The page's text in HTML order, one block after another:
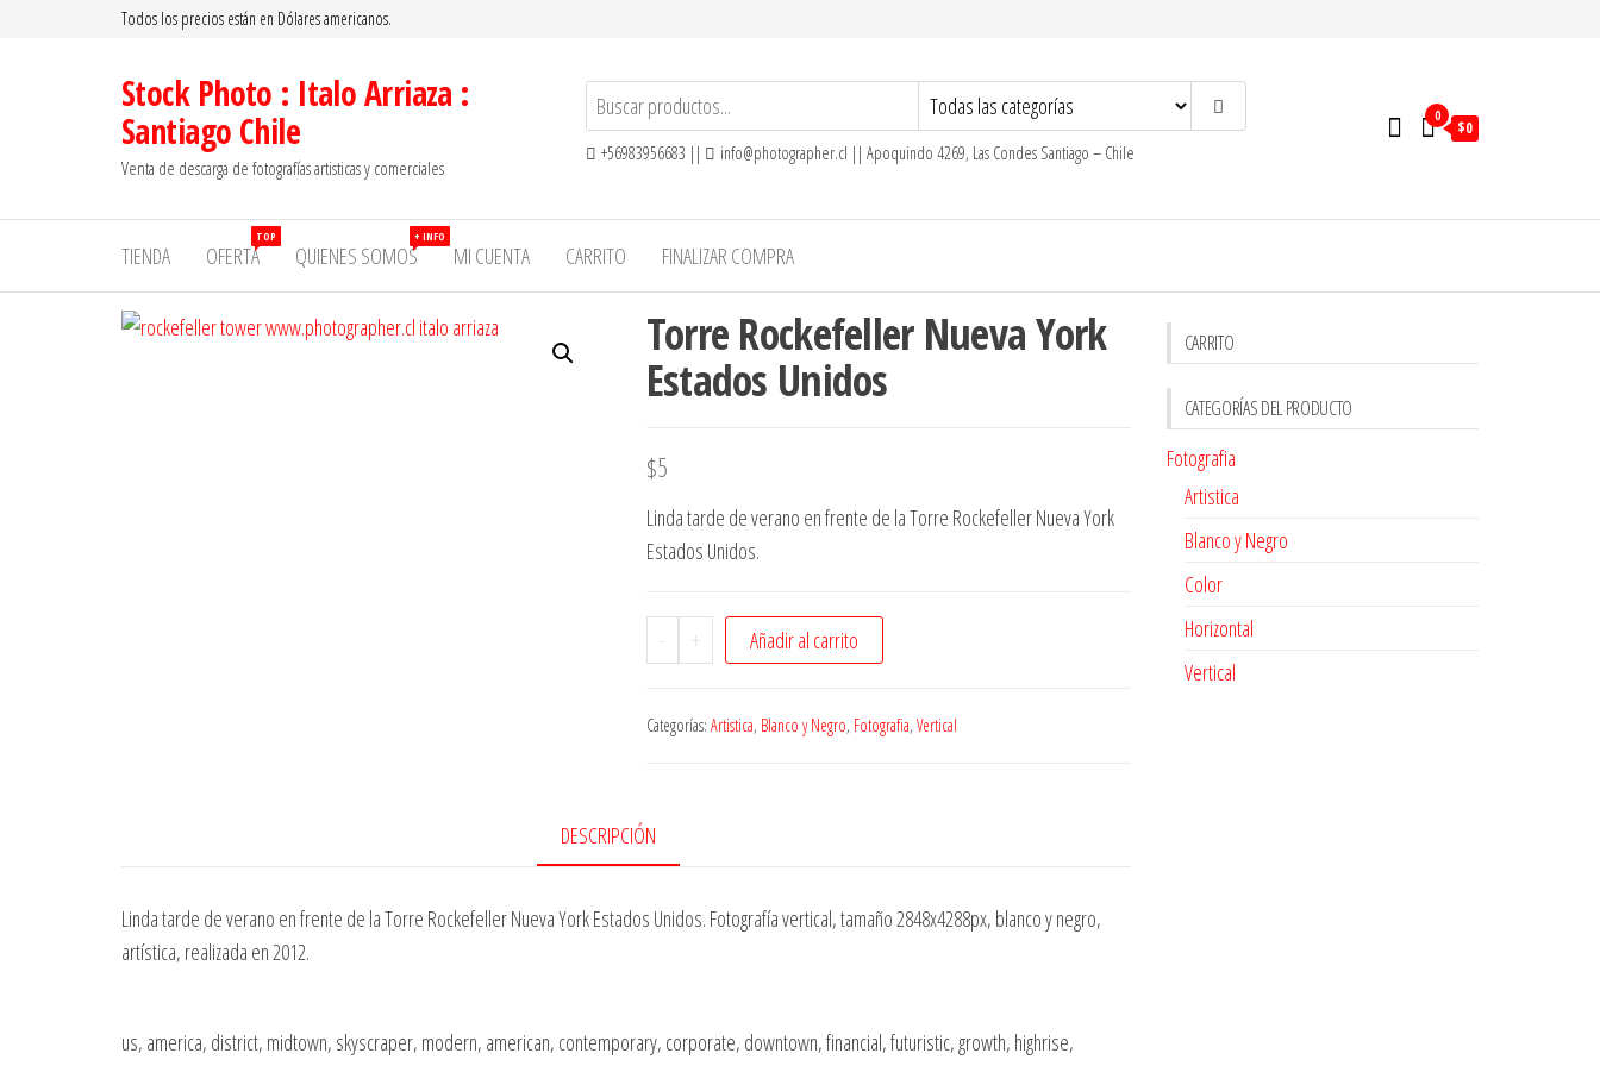
Todos los precios están en Dólares americanos.
Stock Photo : Italo Arriaza :
Santiago Chile
Venta de descarga de fotografías artisticas y comerciales
+56983956683 || info@photographer.cl || Apoquindo 4269, Las Condes Santiago – Chile
0
$0
TIENDA OFERTA
TOP
QUIENES SOMOS
+ INFO
MI CUENTA CARRITO FINALIZAR COMPRA
Torre Rockefeller Nueva York
Estados Unidos
$5
Linda tarde de verano en frente de la Torre Rockefeller Nueva York
Estados Unidos.
- + Añadir al carrito
Categorías: Artistica, Blanco y Negro, Fotografia, Vertical
DESCRIPCIÓN
Linda tarde de verano en frente de la Torre Rockefeller Nueva York Estados Unidos. Fotografía vertical, tamaño 2848x4288px, blanco y negro,
artística, realizada en 2012.
us, america, district, midtown, skyscraper, modern, american, contemporary, corporate, downtown, financial, futuristic, growth, highrise,
CARRITO
CATEGORÍAS DEL PRODUCTO
Fotografia
Artistica
Blanco y Negro
Color
Horizontal
Vertical